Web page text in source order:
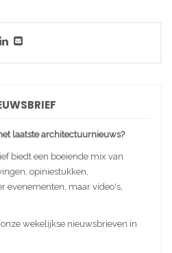
laatste architectuurnieuws?
biedt een boeiende mix van
opiniestukken,
evenementen, maar video's,
wekelijkse nieuwsbrieven in